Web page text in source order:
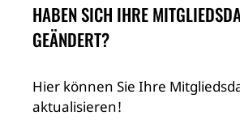
HABEN SICH IHRE
GEÄNDERT?
Hier können Sie Ihre
aktualisieren!